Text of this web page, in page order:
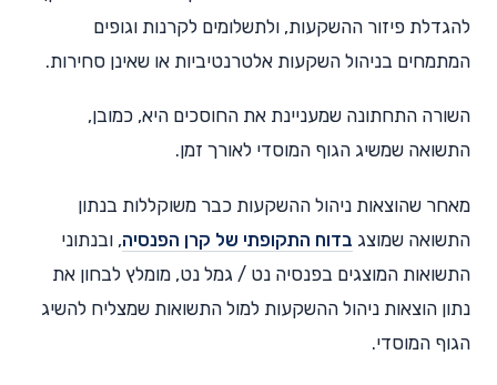
להגדלת פיזור ההשקעות, ולתשלומים לקרנות וגופים
המתמחים בניהול השקעות אלטרנטיביות או שאינן סחירות.
השורה התחתונה שמעניינת את החוסכים היא, כמובן,
התשואה שמשיג הגוף המוסדי לאורך זמן.
מאחר שהוצאות ניהול ההשקעות כבר משוקללות בנתון
התשואה שמוצג בדוח התקופתי של קרן הפנסיה, ובנתוני
התשואות המוצגים בפנסיה נט / גמל נט, מומלץ לבחון את
נתון הוצאות ניהול ההשקעות למול התשואות שמצליח להשיג
הגוף המוסדי.